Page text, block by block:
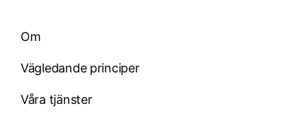
Om
Vägledande principer
Våra tjänster